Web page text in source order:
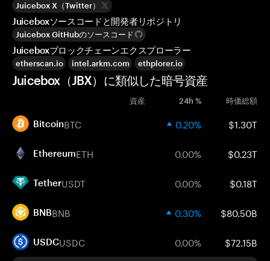
Juicebox X（Twitter）
Juiceboxソースコードと開発者リポジトリ
Juicebox GitHubのソースコード
Juiceboxブロックチェーンエクスプローラー
etherscan.io intel.arkm.com ethplorer.io
Juicebox（JBX）に類似した暗号資産
資産 24h % 時価総額
BitcoinBTC 0.20% $1.30T
EthereumETH 0.00% $0.23T
TetherUSDT 0.00% $0.18T
BNBBNB 0.30% $80.50B
USDCUSDC 0.00% $72.15B